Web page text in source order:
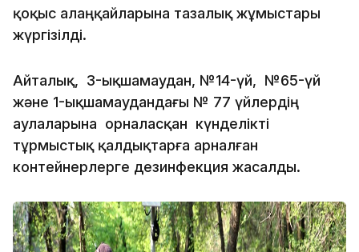
қоқыс алаңқайларына тазалық жұмыстары
жүргізілді.
Айталық, 3-ықшамаудан, №14-үй, №65-үй
және 1-ықшамаудандағы № 77 үйлердің
аулаларына орналасқан күнделікті
тұрмыстық қалдықтарға арналған
контейнерлерге дезинфекция жасалды.